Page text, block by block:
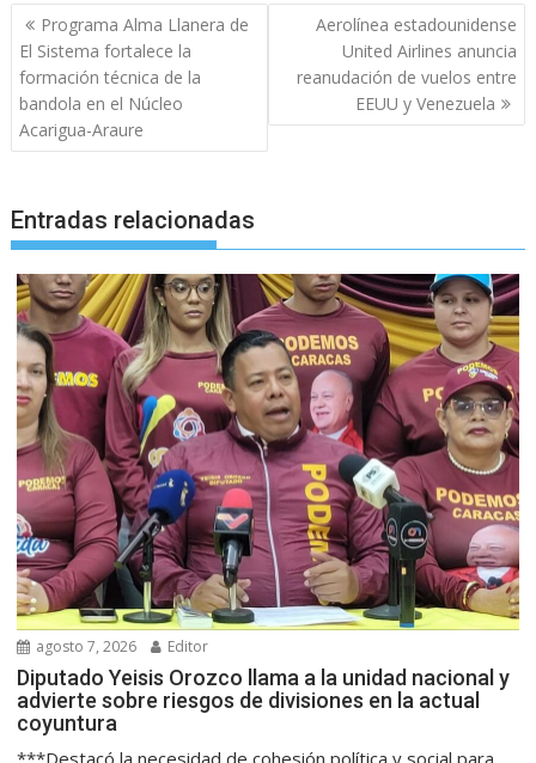
Navegación
de
entradas
Programa Alma Llanera de
El Sistema fortalece la
formación técnica de la
bandola en el Núcleo
Acarigua-Araure
Aerolínea estadounidense
United Airlines anuncia
reanudación de vuelos entre
EEUU y Venezuela
Entradas relacionadas
agosto 7, 2026 Editor
Diputado Yeisis Orozco llama a la unidad nacional y
advierte sobre riesgos de divisiones en la actual
coyuntura